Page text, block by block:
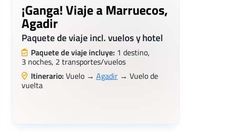
¡Ganga! Viaje a Marruecos,
Agadir
Paquete de viaje incl. vuelos y hotel
Paquete de viaje incluye: 1 destino,
3 noches, 2 transportes/vuelos
Itinerario: Vuelo → Agadir→ Vuelo de
vuelta